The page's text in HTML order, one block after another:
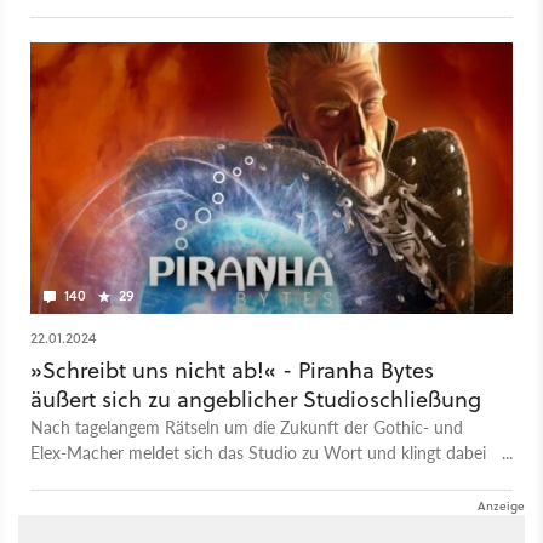
140 29
22.01.2024
»Schreibt uns nicht ab!« - Piranha Bytes
äußert sich zu angeblicher Studioschließung
Nach tagelangem Rätseln um die Zukunft der Gothic- und
Elex-Macher meldet sich das Studio zu Wort und klingt dabei